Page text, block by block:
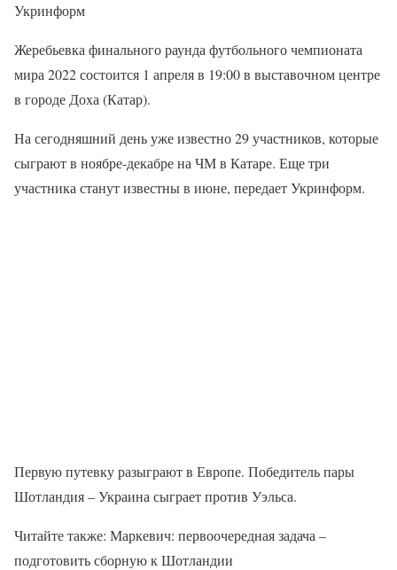
Укринформ
Жеребьевка финального раунда футбольного чемпионата
мира 2022 состоится 1 апреля в 19:00 в выставочном центре
в городе Доха (Катар).
На сегодняшний день уже известно 29 участников, которые
сыграют в ноябре-декабре на ЧМ в Катаре. Еще три
участника станут известны в июне, передает Укринформ.
Первую путевку разыграют в Европе. Победитель пары
Шотландия – Украина сыграет против Уэльса.
Читайте также: Маркевич: первоочередная задача –
подготовить сборную к Шотландии